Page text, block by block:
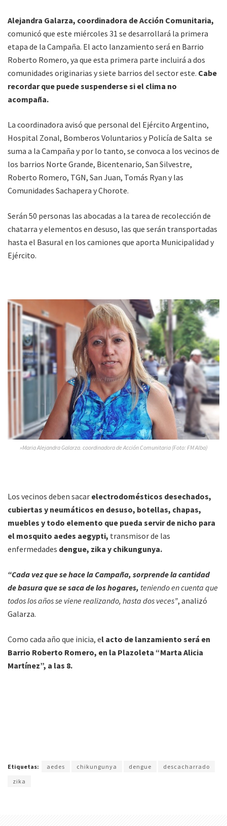
Alejandra Galarza, coordinadora de Acción Comunitaria,
comunicó que este miércoles 31 se desarrollará la primera
etapa de la Campaña. El acto lanzamiento será en Barrio
Roberto Romero, ya que esta primera parte incluirá a dos
comunidades originarias y siete barrios del sector este. Cabe
recordar que puede suspenderse si el clima no
acompaña.
La coordinadora avisó que personal del Ejército Argentino,
Hospital Zonal, Bomberos Voluntarios y Policía de Salta se
suma a la Campaña y por lo tanto, se convoca a los vecinos de
los barrios Norte Grande, Bicentenario, San Silvestre,
Roberto Romero, TGN, San Juan, Tomás Ryan y las
Comunidades Sachapera y Chorote.
Serán 50 personas las abocadas a la tarea de recolección de
chatarra y elementos en desuso, las que serán transportadas
hasta el Basural en los camiones que aporta Municipalidad y
Ejército.
»Maria Alejandra Galarza. coordinadora de Acción Comunitaria (Foto: FM Alba)
Los vecinos deben sacar electrodomésticos desechados,
cubiertas y neumáticos en desuso, botellas, chapas,
muebles y todo elemento que pueda servir de nicho para
el mosquito aedes aegypti, transmisor de las
enfermedades dengue, zika y chikungunya.
“Cada vez que se hace la Campaña, sorprende la cantidad
de basura que se saca de los hogares, teniendo en cuenta que
todos los años se viene realizando, hasta dos veces”, analizó
Galarza.
Como cada año que inicia, el acto de lanzamiento será en
Barrio Roberto Romero, en la Plazoleta “Marta Alicia
Martínez”, a las 8.
Etiquetas: aedes chikungunya dengue
descacharrado
zika